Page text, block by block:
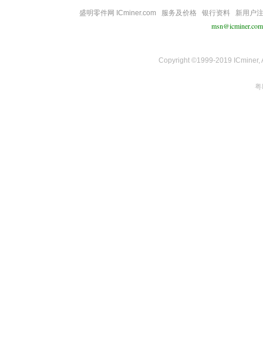
盛明零件网 ICminer.com 服务及价格 银行资料 新用户
msn@icminer.com
Copyright ©1999-2019 ICminer,